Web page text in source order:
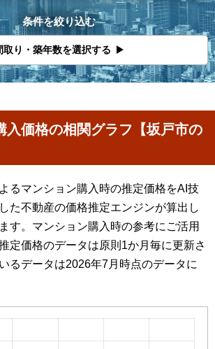
条件を絞り込む
取り・築年数を選択する
入価格の相関グラフ【坂戸市の
るマンション購入時の推定価格をAI技
た不動産の価格推定エンジンが算出し
す。マンション購入時の参考にご活用
定価格のデータは原則1か月毎に更新さ
るデータは2026年7月時点のデータに